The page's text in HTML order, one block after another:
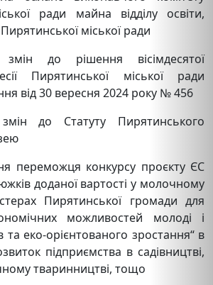
ради майна відділу освіти,
міської ради
до рішення вісімдесятої
Пирятинської міської ради
від 30 вересня 2024 року № 456
до Статуту Пирятинського
переможця конкурсу проєкту ЄС
доданої вартості у молочному
Пирятинської громади для
можливостей молоді і
та еко-орієнтованого зростання“ в
підприємства в садівництві,
тваринництві, тощо